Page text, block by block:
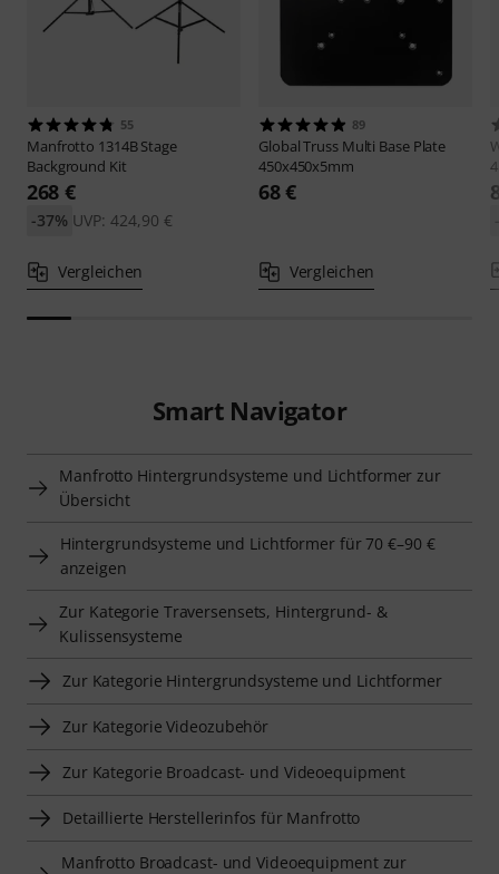
55
Manfrotto 1314B Stage
Background Kit
268 €
UVP: 424,90 €
-37%
Vergleichen
89
Global Truss Multi Base Plate
450x450x5mm
68 €
Vergleichen
Smart Navigator
Manfrotto Hintergrundsysteme und Lichtformer zur
Übersicht
Hintergrundsysteme und Lichtformer für 70 €–90 €
anzeigen
Zur Kategorie Traversensets, Hintergrund- &
Kulissensysteme
Zur Kategorie Hintergrundsysteme und Lichtformer
Zur Kategorie Videozubehör
Zur Kategorie Broadcast- und Videoequipment
Detaillierte Herstellerinfos für Manfrotto
Manfrotto Broadcast- und Videoequipment zur